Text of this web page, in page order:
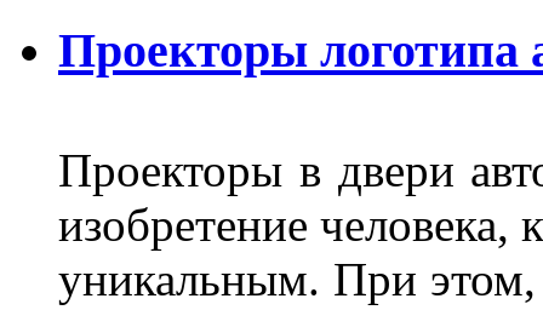
Проекторы логотипа
Проекторы в двери
изобретение человека,
уникальным. При этом,